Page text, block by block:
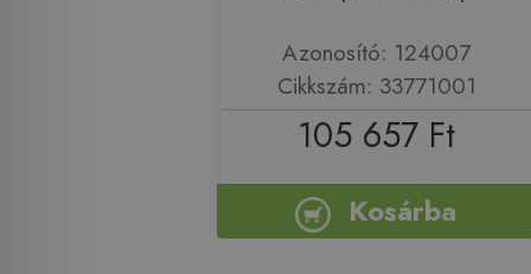
Azonosító: 124007
Cikkszám: 33771001
105 657 Ft
Kosárba